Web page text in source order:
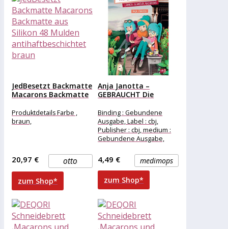
JedBesetzt Backmatte
Macarons Backmatte
Produktdetails Farbe ,
braun,
otto
20,97 €
zum Shop*
Anja Janotta –
GEBRAUCHT Die
Binding : Gebundene
Ausgabe, Label : cbj,
Publisher : cbj, medium :
Gebundene Ausgabe,
publicationDate : 2018-10-
15,
medimops
4,49 €
zum Shop*